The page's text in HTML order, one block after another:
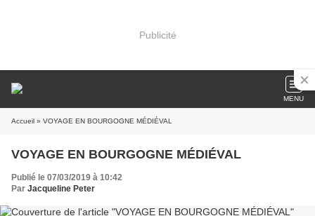
Publicité
MENU
Accueil » VOYAGE EN BOURGOGNE MÉDIÉVAL
VOYAGE EN BOURGOGNE MÉDIÉVAL
Publié le 07/03/2019 à 10:42
Par Jacqueline Peter